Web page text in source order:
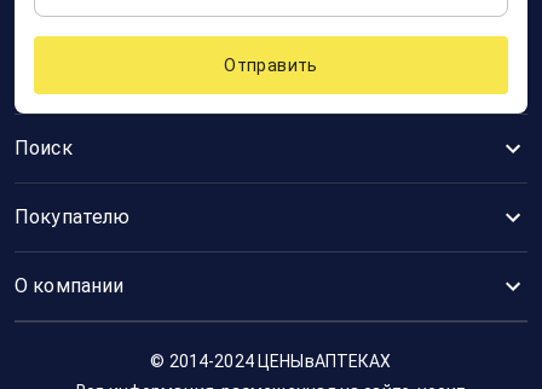
Поиск
Покупателю
О компании
Отправить
© 2014-2024 ЦЕНЫвАПТЕКАХ